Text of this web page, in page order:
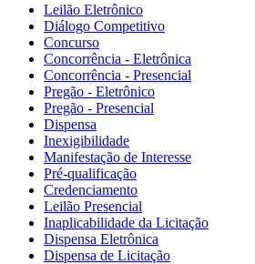
Leilão Eletrônico
Diálogo Competitivo
Concurso
Concorrência - Eletrônica
Concorrência - Presencial
Pregão - Eletrônico
Pregão - Presencial
Dispensa
Inexigibilidade
Manifestação de Interesse
Pré-qualificação
Credenciamento
Leilão Presencial
Inaplicabilidade da Licitação
Dispensa Eletrônica
Dispensa de Licitação